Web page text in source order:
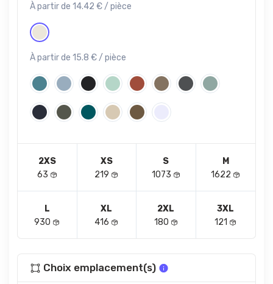
À partir de 14.42 € / pièce
À partir de 15.8 € / pièce
2XS
63
XS
219
S
1073
M
1622
L
930
XL
416
2XL
180
3XL
121
Choix emplacement(s)